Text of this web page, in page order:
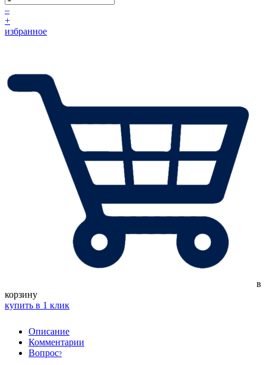
–
+
избранное
в
корзину
купить в 1 клик
Описание
Комментарии
Вопрос?